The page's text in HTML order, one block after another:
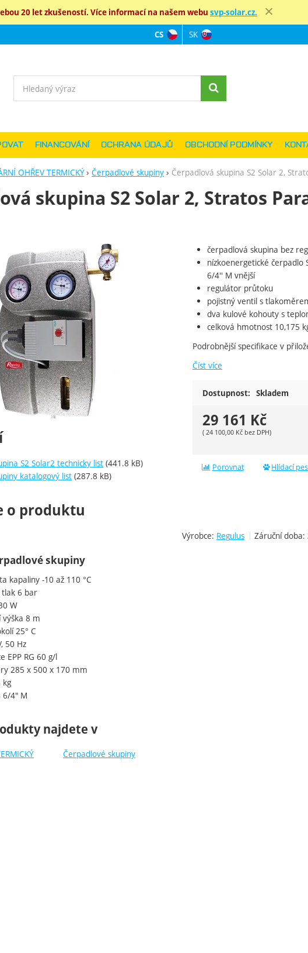
20 let zkušeností. Více informací na našem webu svp-solar.cz.
OHŘEV TERMICKÝ Čerpadlové skupiny Čerpadlová skupina S2 Solar 2,
skupina S2 Solar 2, Stratos
S2 Solar2 technicky list (441.8 kB)
katalogový list (287.8 kB)
čerpadlová skupina bez
nízkoenergetické čerpadlo
6/4'' M vnější
regulátor průtoku
pojistný ventil s
dva kulové kohouty s
celková hmotnost 10,175
Podrobnější specifikace v
Číst více
Dostupnost: Skladem
29 161 Kč
(24 100,00 Kč bez DPH)
Porovnat Hlídací pes
o produktu
Výrobce: Regulus Záruční doba:
skupiny
kapaliny -10 až 110 °C
tlak 6 bar
W
8 m
25° C
50 Hz
EPP RG 60 g/l
285 x 500 x 170 mm
kg
6/4" M
najdete v
Čerpadlové skupiny
FINANCOVÁNÍ OCHRANA ÚDAJŮ OBCHODNÍ PODMÍNKY
Jazyková verze
CS SK
Vyhledávání